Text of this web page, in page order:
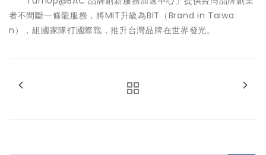
者不間斷一條龍服務，將MIT升級為BIT（Brand in Taiwa
n），組國家隊打國際戰，推升台灣品牌在世界發光。